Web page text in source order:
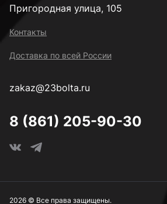
Пригородная улица, 105
Контакты
Доставка по всей России
zakaz@23bolta.ru
8 (861) 205-90-30
2026 © Все права защищены.